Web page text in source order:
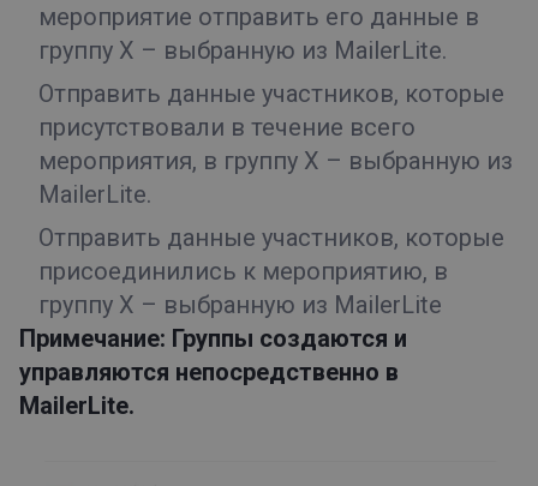
мероприятие отправить его данные в
группу X – выбранную из MailerLite.
Отправить данные участников, которые
присутствовали в течение всего
мероприятия, в группу X – выбранную из
MailerLite.
Отправить данные участников, которые
присоединились к мероприятию, в
группу X – выбранную из MailerLite
Примечание: Группы создаются и
управляются непосредственно в
MailerLite.